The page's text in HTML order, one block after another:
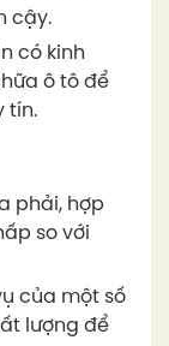
cậy.
có kinh
ô tô để
tín.
phải, hợp
so với
của một số
lượng để